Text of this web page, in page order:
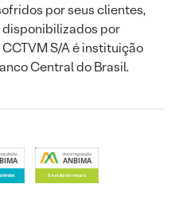
por seus clientes,
disponibilizados por
S/A é instituição
Central do Brasil.